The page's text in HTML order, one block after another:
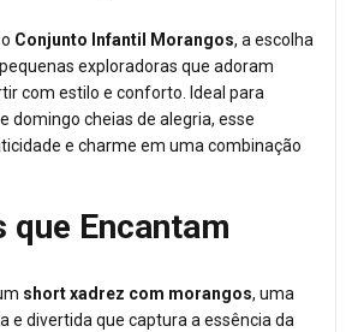
Conjunto Infantil Morangos, a escolha
exploradoras que adoram
com estilo e conforto. Ideal para
domingo cheias de alegria, esse
e charme em uma combinação
que Encantam
short xadrez com morangos, uma
e divertida que captura a essência da